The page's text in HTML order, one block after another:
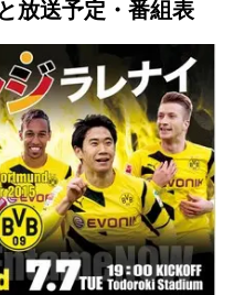
放送予定・番組表